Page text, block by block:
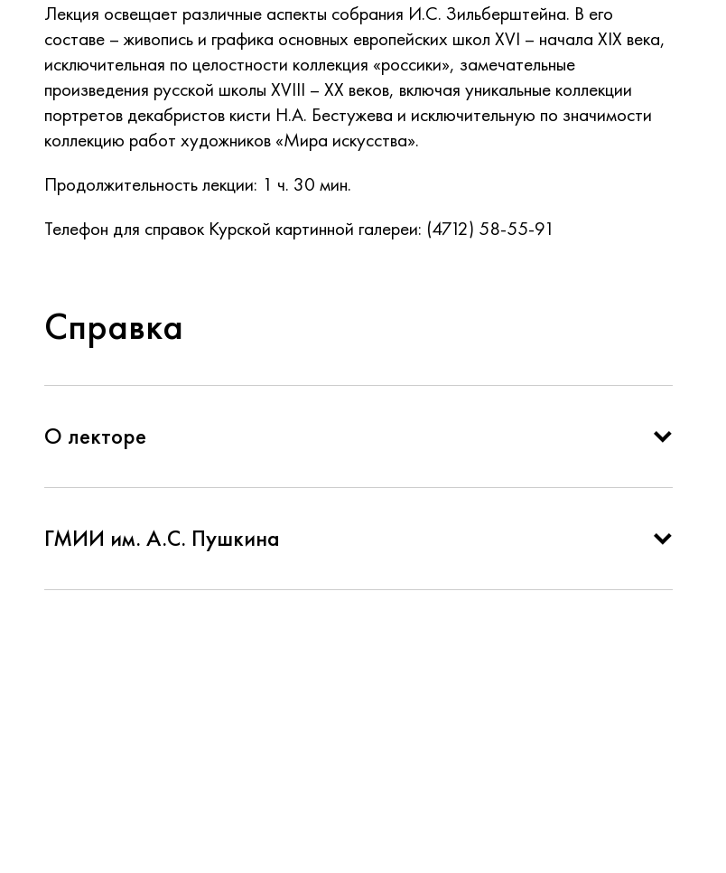
Лекция освещает различные аспекты собрания И.С. Зильберштейна. В его
составе – живопись и графика основных европейских школ XVI – начала XIX века,
исключительная по целостности коллекция «россики», замечательные
произведения русской школы XVIII – XX веков, включая уникальные коллекции
портретов декабристов кисти Н.А. Бестужева и исключительную по значимости
коллекцию работ художников «Мира искусства».
Продолжительность лекции: 1 ч. 30 мин.
Телефон для справок Курской картинной галереи: (4712) 58-55-91
Справка
О лекторе
ГМИИ им. А.С. Пушкина